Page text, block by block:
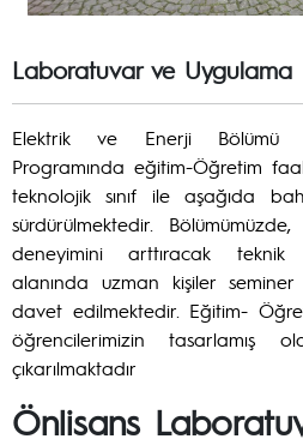
Laboratuvar ve Uygulama
Elektrik ve Enerji Bölümü
Programında eğitim-Öğretim
teknolojik sınıf ile aşağıda
sürdürülmektedir.
deneyimini arttıracak teknik
alanında uzman kişiler
davet edilmektedir. Eğitim-
öğrencilerimizin tasarlamış
çıkarılmaktadır
Önlisans